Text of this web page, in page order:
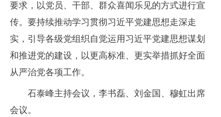
要求，以党员、干部、群众喜闻乐见的方式进行宣
传。要持续推动学习贯彻习近平党建思想走深走
实，引导各级党组织自觉运用习近平党建思想谋划
和推进党的建设，以更高标准、更实举措抓好全面
从严治党各项工作。
石泰峰主持会议，李书磊、刘金国、穆虹出席
会议。